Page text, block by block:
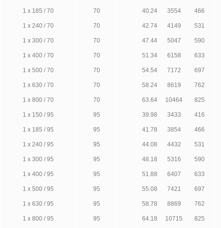
1 х 185 / 70 70 40.24 3554 466
1 х 240 / 70 70 42.74 4149 531
1 х 300 / 70 70 47.44 5047 590
1 х 400 / 70 70 51.34 6158 633
1 х 500 / 70 70 54.54 7172 697
1 х 630 / 70 70 58.24 8619 762
1 х 800 / 70 70 63.64 10464 825
1 х 150 / 95 95 39.98 3433 416
1 х 185 / 95 95 41.78 3854 466
1 х 240 / 95 95 44.08 4432 531
1 х 300 / 95 95 48.18 5316 590
1 х 400 / 95 95 51.88 6407 633
1 х 500 / 95 95 55.08 7421 697
1 х 630 / 95 95 58.78 8869 762
1 х 800 / 95 95 64.18 10715 825